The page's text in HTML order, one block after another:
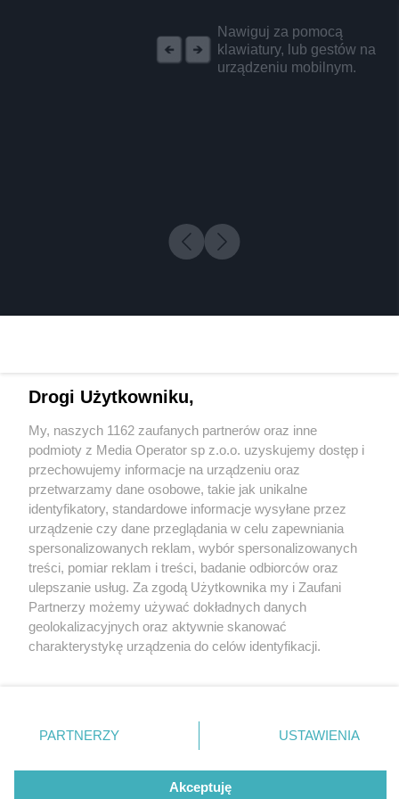
Nawiguj za pomocą
klawiatury, lub gestów na
urządzeniu mobilnym.
2 / 0
Wydawca mediów lokalnych
Nie zapomnij
zapoznać się z:
polityką prywatności regulamin korzystania z portali
Twojemiasto
Piekary Śląskie
Chorzów
Tarnowskie Góry
Gliwice
Skontakuj sięz nami
Kontakt
Wydawca
Redakcja
Drogi Użytkowniku,
My, naszych 1162 zaufanych partnerów oraz inne
podmioty z Media Operator sp z.o.o. uzyskujemy dostęp i
przechowujemy informacje na urządzeniu oraz
przetwarzamy dane osobowe, takie jak unikalne
identyfikatory, standardowe informacje wysyłane przez
urządzenie czy dane przeglądania w celu zapewniania
spersonalizowanych reklam, wybór spersonalizowanych
treści, pomiar reklam i treści, badanie odbiorców oraz
ulepszanie usług. Za zgodą Użytkownika my i Zaufani
Partnerzy możemy używać dokładnych danych
geolokalizacyjnych oraz aktywnie skanować
charakterystykę urządzenia do celów identyfikacji.
zmienić/wycofać klikając przycisk ustawień prywatności
znajdujący się w lewym dolnym rogu strony
rodzaje przetwarzania danych nie wymagają zgody
użytkownika, ale masz prawo sprzeciwić się takiemu
PARTNERZY USTAWIENIA
Akceptuję